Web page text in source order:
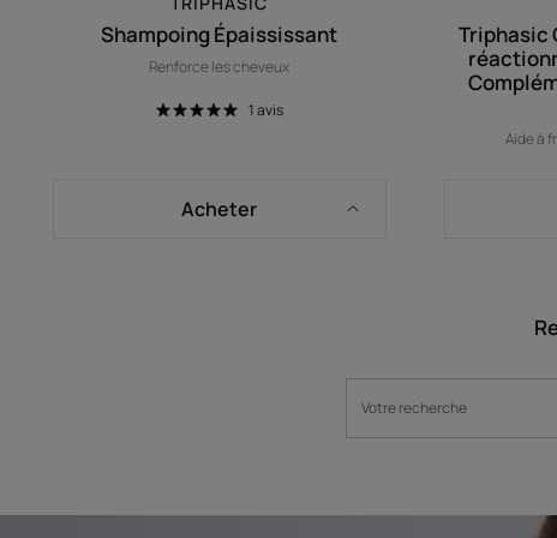
Shampoing Épaississant
Renforce les cheveux
1avis
Acheter
Triphasic
Aide à